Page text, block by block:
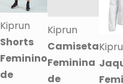
Kiprun
Shorts
Feminino
de
Kiprun
Camiseta
Feminina
de